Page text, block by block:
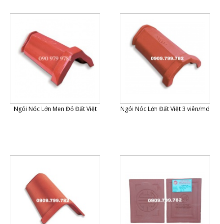
Ngói Nóc Lớn Men Đỏ Đất Việt Ngói Nóc Lớn Đất Việt 3 viên/md